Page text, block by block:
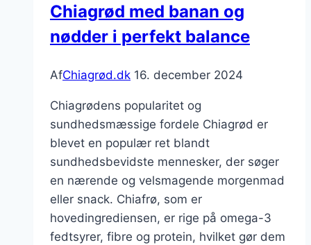
Chiagrød med banan og
nødder i perfekt balance
AfChiagrød.dk 16. december 2024
Chiagrødens popularitet og
sundhedsmæssige fordele Chiagrød er
blevet en populær ret blandt
sundhedsbevidste mennesker, der søger
en nærende og velsmagende morgenmad
eller snack. Chiafrø, som er
hovedingrediensen, er rige på omega-3
fedtsyrer, fibre og protein, hvilket gør dem